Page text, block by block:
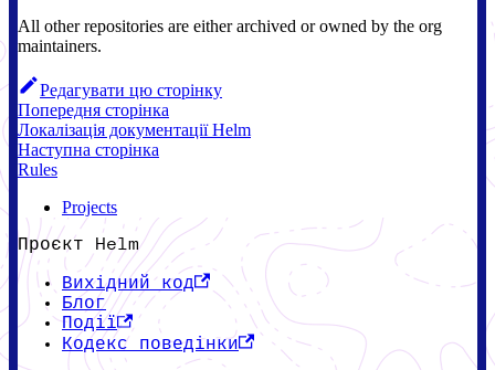
All other repositories are either archived or owned by the org
maintainers.
Редагувати цю сторінку
Попередня сторінка
Локалізація документації Helm
Наступна сторінка
Rules
Projects
Проєкт Helm
Вихідний код
Блог
Події
Кодекс поведінки